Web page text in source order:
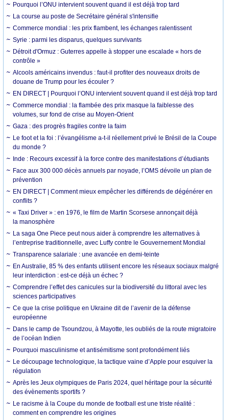
Pourquoi l’ONU intervient souvent quand il est déjà trop tard
La course au poste de Secrétaire général s'intensifie
Commerce mondial : les prix flambent, les échanges ralentissent
Syrie : parmi les disparus, quelques survivants
Détroit d'Ormuz : Guterres appelle à stopper une escalade « hors de
contrôle »
Alcools américains invendus : faut-il profiter des nouveaux droits de
douane de Trump pour les écouler ?
EN DIRECT | Pourquoi l’ONU intervient souvent quand il est déjà trop tard
Commerce mondial : la flambée des prix masque la faiblesse des
volumes, sur fond de crise au Moyen-Orient
Gaza : des progrès fragiles contre la faim
Le foot et la foi : l’évangélisme a-t-il réellement privé le Brésil de la Coupe
du monde ?
Inde : Recours excessif à la force contre des manifestations d’étudiants
Face aux 300 000 décès annuels par noyade, l’OMS dévoile un plan de
prévention
EN DIRECT | Comment mieux empêcher les différends de dégénérer en
conflits ?
« Taxi Driver » : en 1976, le film de Martin Scorsese annonçait déjà
la manosphère
La saga One Piece peut nous aider à comprendre les alternatives à
l’entreprise traditionnelle, avec Luffy contre le Gouvernement Mondial
Transparence salariale : une avancée en demi-teinte
En Australie, 85 % des enfants utilisent encore les réseaux sociaux malgré
leur interdiction : est-ce déjà un échec ?
Comprendre l’effet des canicules sur la biodiversité du littoral avec les
sciences participatives
Ce que la crise politique en Ukraine dit de l’avenir de la défense
européenne
Dans le camp de Tsoundzou, à Mayotte, les oubliés de la route migratoire
de l’océan Indien
Pourquoi masculinisme et antisémitisme sont profondément liés
Le découpage technologique, la tactique vaine d’Apple pour esquiver la
régulation
Après les Jeux olympiques de Paris 2024, quel héritage pour la sécurité
des évènements sportifs ?
Le racisme à la Coupe du monde de football est une triste réalité :
comment en comprendre les origines